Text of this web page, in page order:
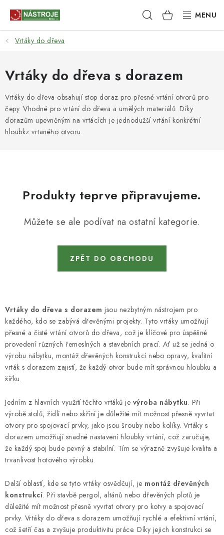
Hledat NÁKUPNÍ
KOŠÍK
NÁSTROJE
AKCE
BRUSIVO
ELEKTRONÁŘADÍ
STROJE
KONTAKTY
NÁSTROJE PRO OPRACOVÁNÍ KOVU
NÁSTROJE PRO ŘEZÁNÍ DŘEVA
NÁSTROJE PRO FRÉZOVÁNÍ
NÁSTROJE PRO ŘEZÁNÍ KOVU
POTŘEBUJI DOBRÝ STROJ
KONTAKTY
Moje objednávka
Vrtáky do dřeva
Vrtáky do dřeva s dorazem
Vrtáky do dřeva obsahují stop doraz pro přesné vrtání otvorů pro
čepy. Vhodné pro vrtání do dřeva a umělých materiálů. Díky
dorazům upevněným na vrtácích je jednodužší vrtání konkrétní
hloubkz vrtaného otvoru.
Produkty teprve připravujeme.
Můžete se ale podívat na ostatní kategorie.
ZPĚT DO OBCHODU
Vrtáky do dřeva s dorazem jsou nezbytným nástrojem pro
každého, kdo se zabývá dřevěnými projekty. Tyto vrtáky umožňují
přesné a čisté vrtání otvorů do dřeva, což je klíčové pro úspěšné
provedení různých řemeslných a stavebních prací. Ať už se jedná o
výrobu nábytku, montáž dřevěných konstrukcí nebo opravy, kvalitní
vrták s dorazem zajistí, že každý otvor bude mít správnou hloubku a
šířku.
Jedním z hlavních využití těchto vrtáků je výroba nábytku. Při
výrobě stolů, židlí nebo skříní je důležité mít možnost přesně vyvrtat
otvory pro spojovací prvky, jako jsou šrouby nebo kolíky. Vrtáky s
dorazem umožňují snadné nastavení hloubky vrtání, což zaručuje,
že každý spoj bude pevný a stabilní. Tím se výrazně zvyšuje kvalita a
trvanlivost hotového výrobku.
Další oblastí, kde se tyto vrtáky osvědčují, je montáž dřevěných
konstrukcí. Při stavbě pergol, altánů nebo dřevěných plotů je
důležité mít možnost přesně vyvrtat otvory pro kotvy a spojovací
prvky. Vrtáky do dřeva s dorazem umožňují rychlé a efektivní vrtání,
což šetří čas a zvyšuje produktivitu práce. Díky jejich konstrukci se